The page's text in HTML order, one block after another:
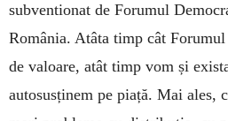
subventionat de Forumul
România. Atâta timp cât
de valoare, atât timp vom și
autosusținem pe piață. Mai ales,